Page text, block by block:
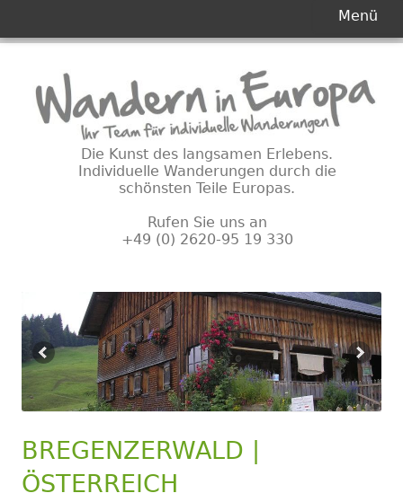
Inhalt
Die Kunst des langsamen Erlebens.
Individuelle Wanderungen durch die
schönsten Teile Europas.
Rufen Sie uns an
+49 (0) 2620-95 19 330
Menü
BREGENZERWALD |
ÖSTERREICH